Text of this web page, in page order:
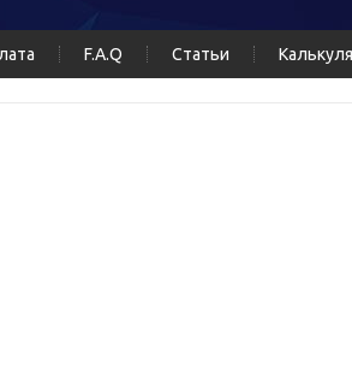
F.A.Q Статьи